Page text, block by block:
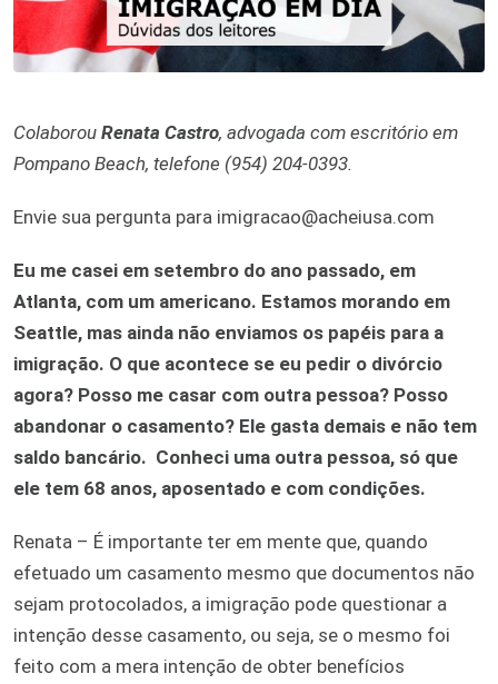
Colaborou Renata Castro, advogada com escritório em
Pompano Beach, telefone (954) 204-0393.
Envie sua pergunta para imigracao@acheiusa.com
Eu me casei em setembro do ano passado, em
Atlanta, com um americano. Estamos morando em
Seattle, mas ainda não enviamos os papéis para a
imigração. O que acontece se eu pedir o divórcio
agora? Posso me casar com outra pessoa? Posso
abandonar o casamento? Ele gasta demais e não tem
saldo bancário. Conheci uma outra pessoa, só que
ele tem 68 anos, aposentado e com condições.
Renata – É importante ter em mente que, quando
efetuado um casamento mesmo que documentos não
sejam protocolados, a imigração pode questionar a
intenção desse casamento, ou seja, se o mesmo foi
feito com a mera intenção de obter benefícios